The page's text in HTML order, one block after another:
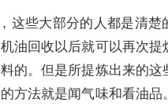
这些大部分的人都是清楚
油回收以后就可以再次提
的。但是所提炼出来的这
方法就是闻气味和看油品